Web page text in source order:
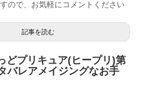
、キュアマシェリとキュアア
すね(^^;
ので、お気軽にコメントください
記事を読む
どプリキュア(ヒープリ)第
バレアメイジングなお手